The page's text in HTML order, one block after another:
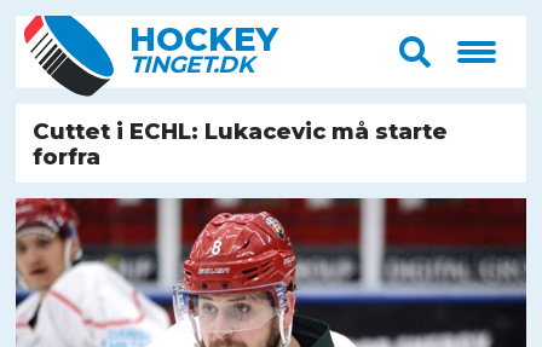
HOCKEY
TINGET.DK
Cuttet i ECHL: Lukacevic må starte
forfra